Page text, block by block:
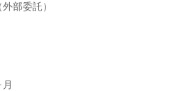
部委託）